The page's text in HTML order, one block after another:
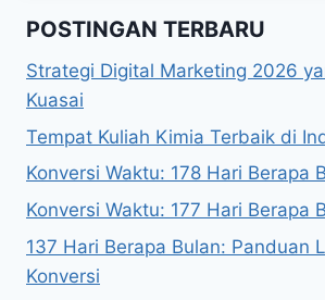
POSTINGAN TERBARU
Strategi Digital Marketing 2026
Kuasai
Tempat Kuliah Kimia Terbaik di
Konversi Waktu: 178 Hari Berapa
Konversi Waktu: 177 Hari Berapa
137 Hari Berapa Bulan: Panduan
Konversi